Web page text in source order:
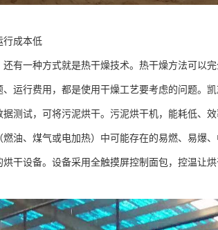
成本低
有一种方式就是热干燥技术。热干燥方法可以
运行费用，都是使用干燥工艺要考虑的问题。
测试，可将污泥烘干。污泥烘干机，能耗低、
油、煤气或电加热）中可能存在的易燃、易爆
干设备。设备采用全触摸屏控制面包，控温让